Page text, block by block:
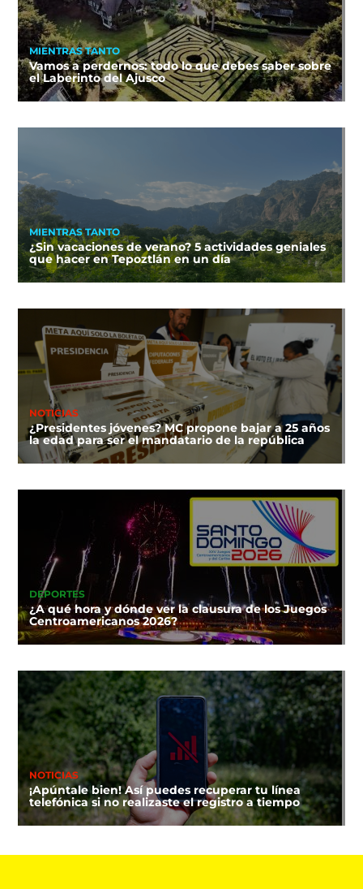
MIENTRAS TANTO
Vamos a perdernos: todo lo que debes saber sobre
el Laberinto del Ajusco
MIENTRAS TANTO
¿Sin vacaciones de verano? 5 actividades geniales
que hacer en Tepoztlán en un día
NOTICIAS
¿Presidentes jóvenes? MC propone bajar a 25 años
la edad para ser el mandatario de la república
DEPORTES
¿A qué hora y dónde ver la clausura de los Juegos
Centroamericanos 2026?
NOTICIAS
¡Apúntale bien! Así puedes recuperar tu línea
telefónica si no realizaste el registro a tiempo